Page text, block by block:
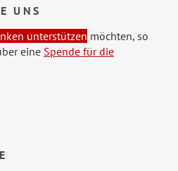
UNS
unterstützen möchten, so
eine Spende für die